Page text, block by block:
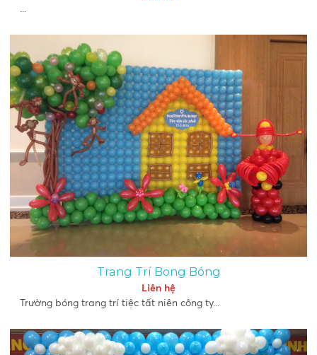
Trang Trí Bong Bóng
Liên hệ
Trường bóng trang trí tiệc tất niên công ty...